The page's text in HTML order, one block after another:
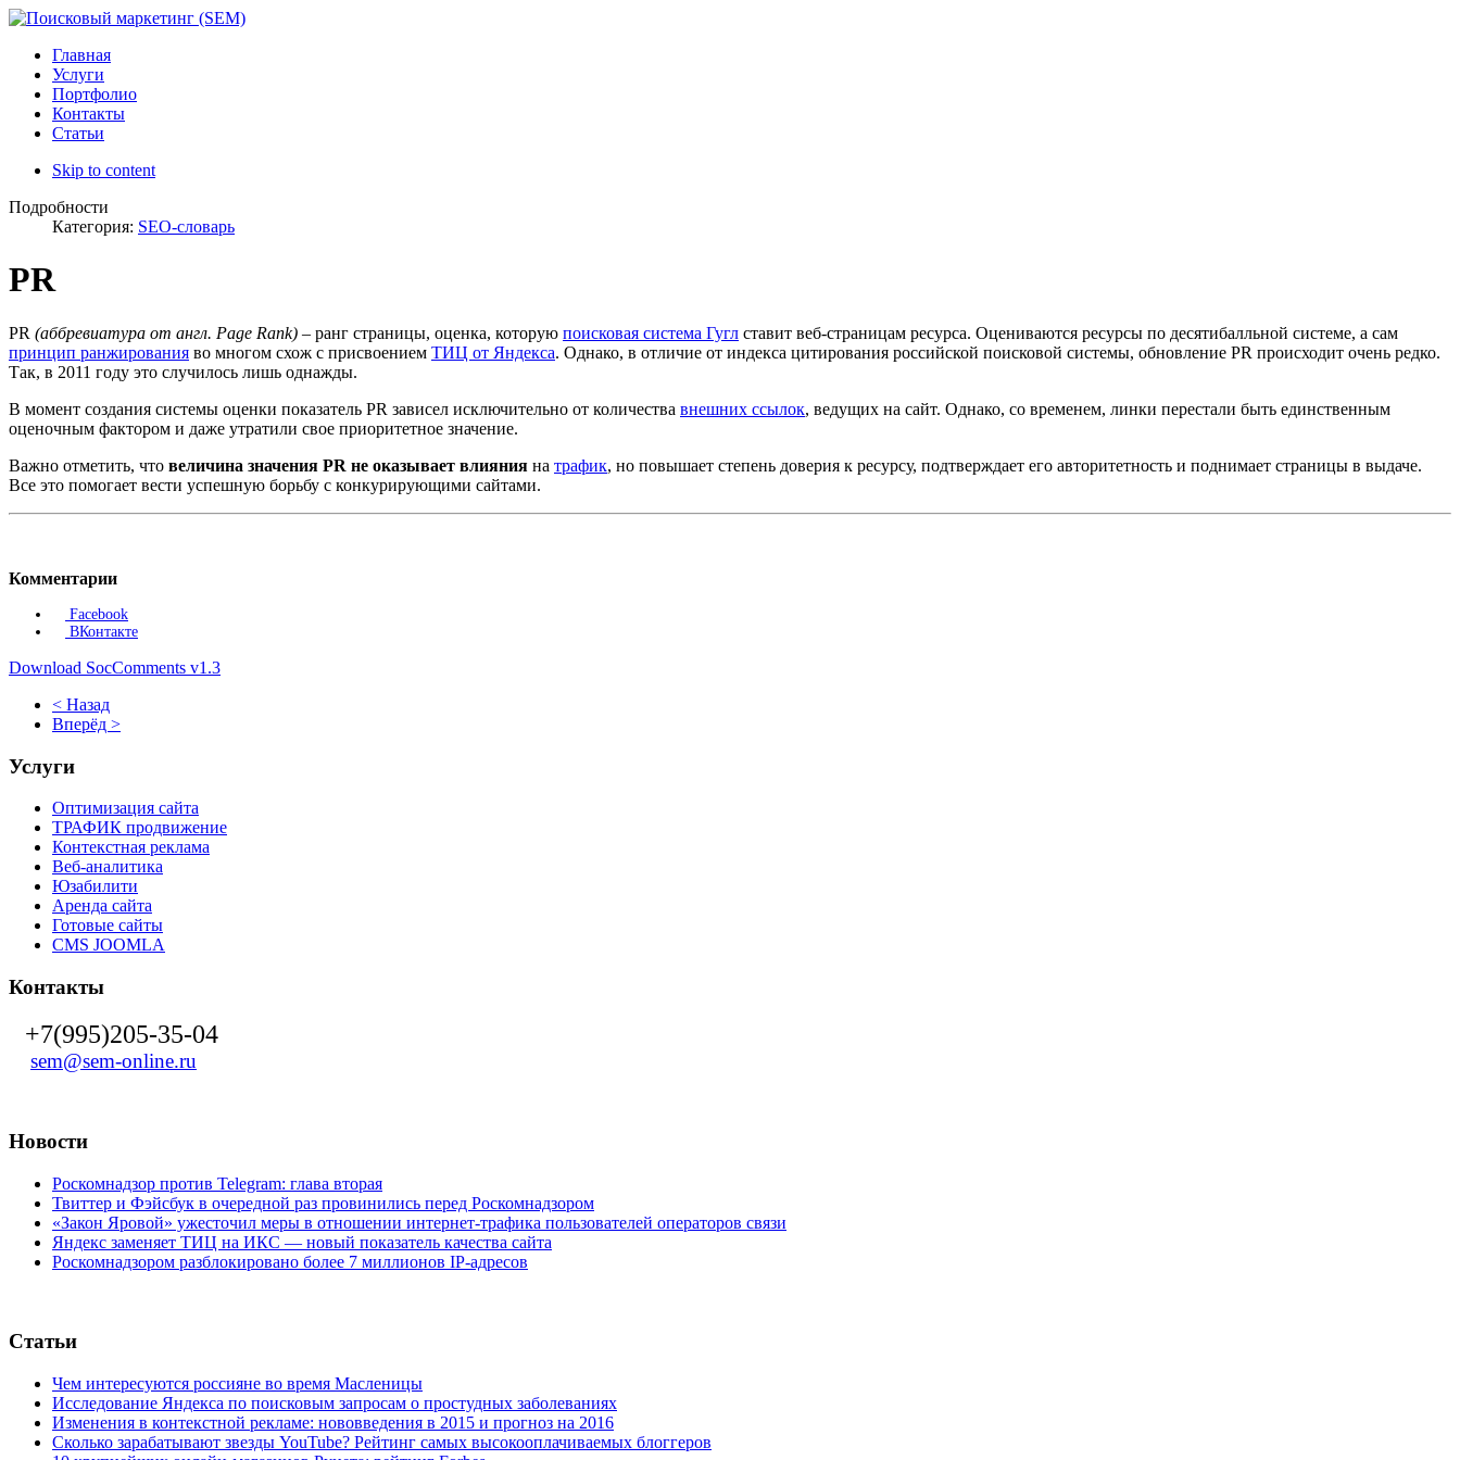
Главная
Услуги
Портфолио
Контакты
Статьи
Skip to content
Подробности
Категория: SEO-словарь
PR
PR (аббревиатура от англ. Page Rank) – ранг страницы, оценка, которую поисковая система Гугл ставит веб-страницам ресурса. Оцениваются ресурсы по десятибалльной системе, а сам
принцип ранжирования во многом схож с присвоением ТИЦ от Яндекса. Однако, в отличие от индекса цитирования российской поисковой системы, обновление PR происходит очень редко.
Так, в 2011 году это случилось лишь однажды.
В момент создания системы оценки показатель PR зависел исключительно от количества внешних ссылок, ведущих на сайт. Однако, со временем, линки перестали быть единственным
оценочным фактором и даже утратили свое приоритетное значение.
Важно отметить, что величина значения PR не оказывает влияния на трафик, но повышает степень доверия к ресурсу, подтверждает его авторитетность и поднимает страницы в выдаче.
Все это помогает вести успешную борьбу с конкурирующими сайтами.
Комментарии
Facebook
ВКонтакте
Download SocComments v1.3
< Назад
Вперёд >
Услуги
Оптимизация сайта
ТРАФИК продвижение
Контекстная реклама
Веб-аналитика
Юзабилити
Аренда сайта
Готовые сайты
CMS JOOMLA
Контакты
+7(995)205-35-04
sem@sem-online.ru
Новости
Роскомнадзор против Telegram: глава вторая
Твиттер и Фэйсбук в очередной раз провинились перед Роскомнадзором
«Закон Яровой» ужесточил меры в отношении интернет-трафика пользователей операторов связи
Яндекс заменяет ТИЦ на ИКС — новый показатель качества сайта
Роскомнадзором разблокировано более 7 миллионов IP-адресов
Статьи
Чем интересуются россияне во время Масленицы
Исследование Яндекса по поисковым запросам о простудных заболеваниях
Изменения в контекстной рекламе: нововведения в 2015 и прогноз на 2016
Сколько зарабатывают звезды YouTube? Рейтинг самых высокооплачиваемых блоггеров